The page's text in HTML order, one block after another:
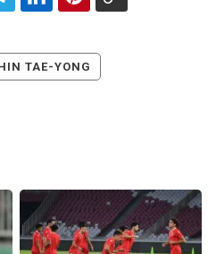
TAE-YONG